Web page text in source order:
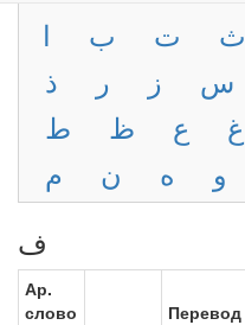
ا ب ت ث
ذ
ر ز س
ط
ظ ع غ
م
ن ه و
ف
Ар.
слово
Перевод